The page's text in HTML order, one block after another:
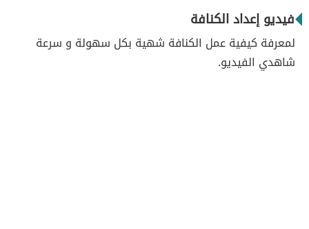
فيديو إعداد الكنافة
لمعرفة كيفية عمل الكنافة شهية بكل سهولة و سرعة
شاهدي الفيديو.